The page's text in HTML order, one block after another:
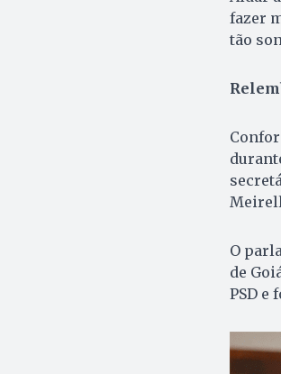
fazer
tão
O
de
PSD e